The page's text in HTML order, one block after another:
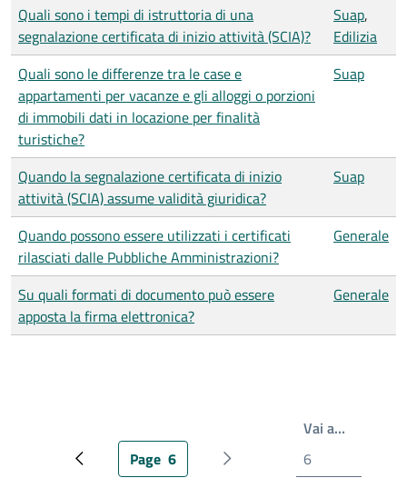
Quali sono i tempi di istruttoria di una
segnalazione certificata di inizio attività (SCIA)?
Suap,
Edilizia
Quali sono le differenze tra le case e
appartamenti per vacanze e gli alloggi o porzioni
di immobili dati in locazione per finalità
turistiche?
Suap
Quando la segnalazione certificata di inizio
attività (SCIA) assume validità giuridica?
Suap
Quando possono essere utilizzati i certificati
rilasciati dalle Pubbliche Amministrazioni?
Generale
Su quali formati di documento può essere
apposta la firma elettronica?
Generale
Pagina precedentePagina attuale
Page 6 Prossima pagina
Vai a…Write the